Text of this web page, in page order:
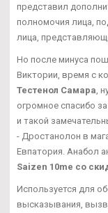
представил
полномочия лица,
лица,
Но после минуса
Виктории, время с
Тестенол Самара ,
огромное спасибо
и такой
- Дростанолон в
Евпатория. Анабол
Saizen 10me со
Используется для
высказывания,